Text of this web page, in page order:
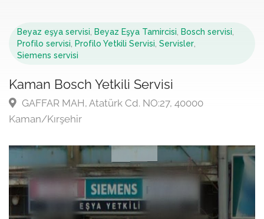
Beyaz eşya servisi Beyaz Eşya Tamircisi Bosch servisi
Profilo servisi
Profilo Yetkili Servisi Servisler
Siemens servisi
Kaman Bosch Yetkili Servisi
GAFFAR MAH, Atatürk Cd. NO:27, 40000
Kaman/Kırşehir